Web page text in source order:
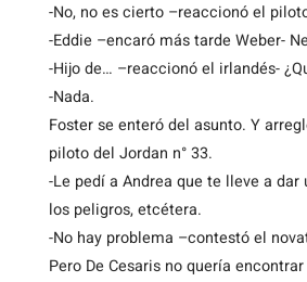
-No, no es cierto –reaccionó el
-Eddie –encaró más tarde Weber-
-Hijo de… –reaccionó el irlandés-
-Nada.
Foster se enteró del asunto. Y
piloto del Jordan n° 33.
-Le pedí a Andrea que te lleve a
los peligros, etcétera.
-No hay problema –contestó el
Pero De Cesaris no quería